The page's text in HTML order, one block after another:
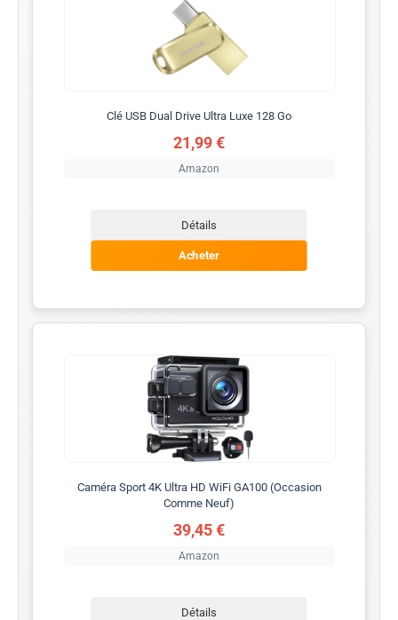
Clé USB Dual Drive Ultra Luxe 128 Go
21,99 €
Amazon
Détails
Acheter
Caméra Sport 4K Ultra HD WiFi GA100 (Occasion
Comme Neuf)
39,45 €
Amazon
Détails